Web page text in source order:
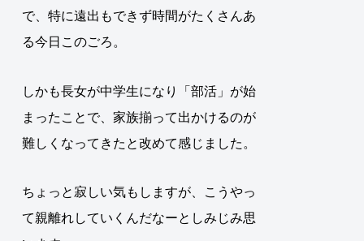
で、特に遠出もできず時間がたくさんあ
る今日このごろ。
しかも長女が中学生になり「部活」が始
まったことで、家族揃って出かけるのが
難しくなってきたと改めて感じました。
ちょっと寂しい気もしますが、こうやっ
て親離れしていくんだなーとしみじみ思